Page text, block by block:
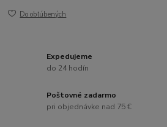
Do obľúbených
Expedujeme
do 24 hodín
Poštovné zadarmo
pri objednávke nad 75 €